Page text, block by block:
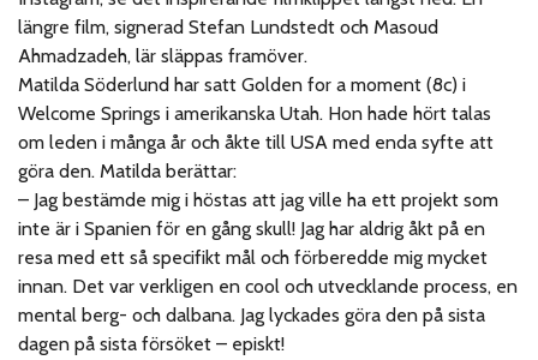
längre film, signerad Stefan Lundstedt och Masoud
Ahmadzadeh, lär släppas framöver.
Matilda Söderlund har satt Golden for a moment (8c) i
Welcome Springs i amerikanska Utah. Hon hade hört talas
om leden i många år och åkte till USA med enda syfte att
göra den. Matilda berättar:
– Jag bestämde mig i höstas att jag ville ha ett projekt som
inte är i Spanien för en gång skull! Jag har aldrig åkt på en
resa med ett så specifikt mål och förberedde mig mycket
innan. Det var verkligen en cool och utvecklande process, en
mental berg- och dalbana. Jag lyckades göra den på sista
dagen på sista försöket – episkt!